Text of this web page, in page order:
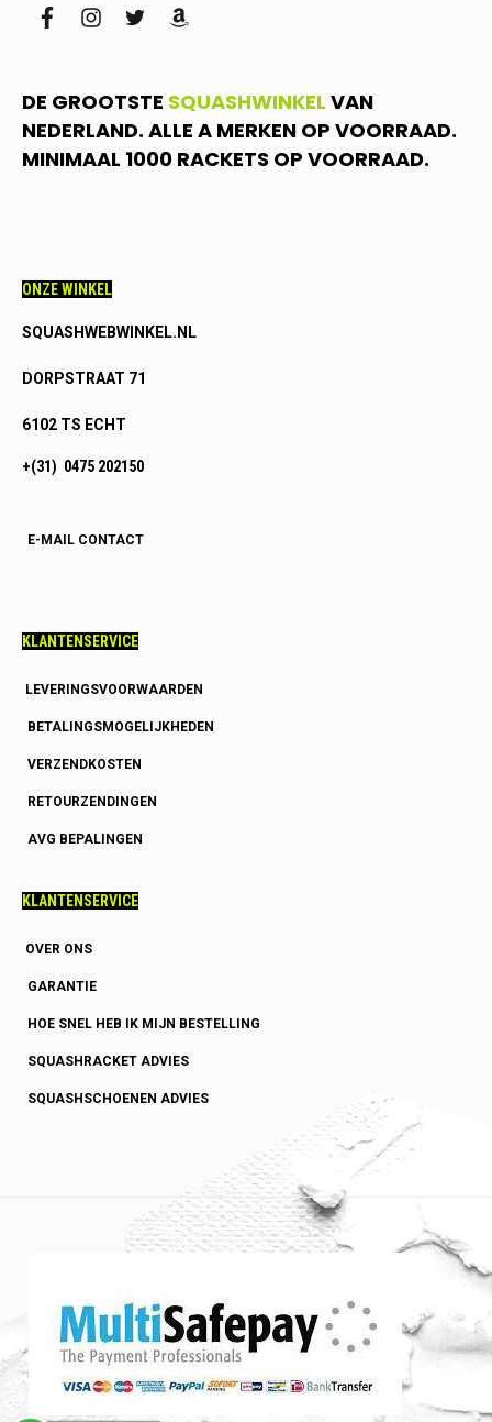
facebookinstagram
twitteramazon
DE GROOTSTE SQUASHWINKEL VAN
NEDERLAND. ALLE A MERKEN OP VOORRAAD.
MINIMAAL 1000 RACKETS OP VOORRAAD.
ONZE WINKEL
SQUASHWEBWINKEL.NL
DORPSTRAAT 71
6102 TS ECHT
+(31) 0475 202150
E-MAIL CONTACT
KLANTENSERVICE
LEVERINGSVOORWAARDEN
BETALINGSMOGELIJKHEDEN
VERZENDKOSTEN
RETOURZENDINGEN
AVG BEPALINGEN
KLANTENSERVICE
OVER ONS
GARANTIE
HOE SNEL HEB IK MIJN BESTELLING
SQUASHRACKET ADVIES
SQUASHSCHOENEN ADVIES